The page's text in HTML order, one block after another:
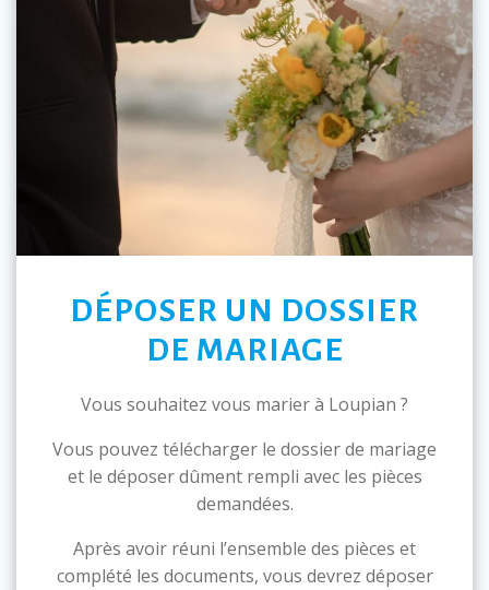
DÉPOSER UN DOSSIER
DE MARIAGE
Vous souhaitez vous marier à Loupian ?
Vous pouvez télécharger le dossier de mariage
et le déposer dûment rempli avec les pièces
demandées.
Après avoir réuni l’ensemble des pièces et
complété les documents, vous devrez déposer